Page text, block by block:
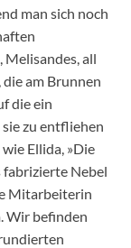
man sich noch
Melisandes, all
am Brunnen
die ein
zu entfliehen
Ellida, »Die
fabrizierte Nebel
Mitarbeiterin
Wir befinden